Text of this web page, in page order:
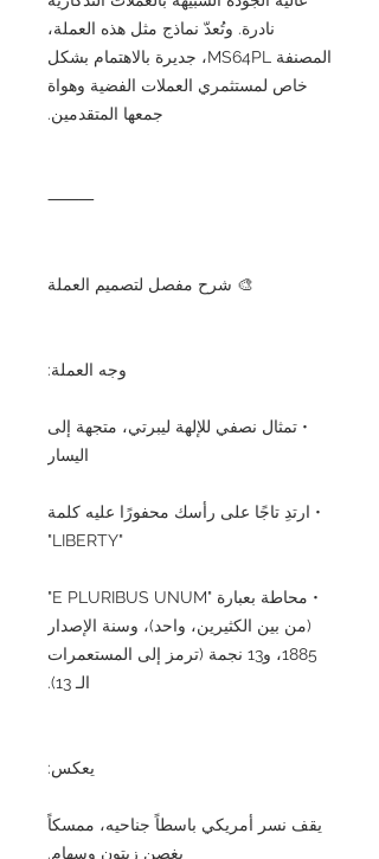
نادرة. وتُعدّ نماذج مثل هذه العملة،
المصنفة MS64PL، جديرة بالاهتمام بشكل
خاص لمستثمري العملات الفضية وهواة
جمعها المتقدمين.
⸻
🎨 شرح مفصل لتصميم العملة
وجه العملة:
• تمثال نصفي للإلهة ليبرتي، متجهة إلى
اليسار
• ارتدِ تاجًا على رأسك محفورًا عليه كلمة
"LIBERTY"
• محاطة بعبارة "E PLURIBUS UNUM"
(من بين الكثيرين، واحد)، وسنة الإصدار
1885، و13 نجمة (ترمز إلى المستعمرات
الـ 13).
يعكس:
يقف نسر أمريكي باسطاً جناحيه، ممسكاً
بغصن زيتون وسهام.